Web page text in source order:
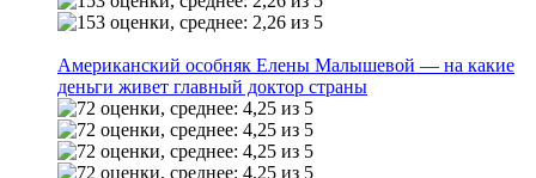
Американский особняк Елены Малышевой — на какие
деньги живет главный доктор страны